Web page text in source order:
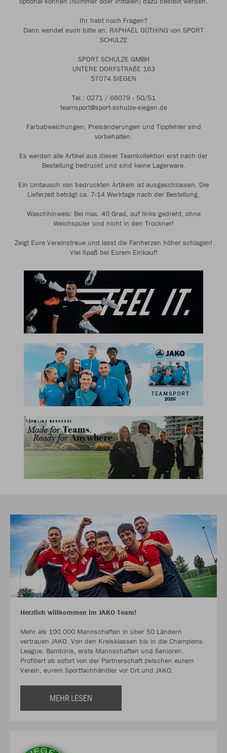
Ihr habt noch Fragen?
Dann wendet euch bitte an: RAPHAEL GÜTHING von SPORT
SCHULZE
SPORT SCHULZE GMBH
UNTERE DORFSTRAßE 163
57074 SIEGEN
Tel.: 0271 / 66079 - 50/51
teamsport@sport-schulze-siegen.de
Farbabweichungen, Preisänderungen und Tippfehler sind
vorbehalten.
Es werden alle Artikel aus dieser Teamkollektion erst nach der
Bestellung bedruckt und sind keine Lagerware.
Ein Umtausch von bedruckten Artikeln ist ausgeschlossen. Die
Lieferzeit beträgt ca. 7-14 Werktage nach der Bestellung.
Waschhinweis: Bei max. 40 Grad, auf links gedreht, ohne
Weichspüler und nicht in den Trockner!
Zeigt Eure Vereinstreue und lasst die Fanherzen höher schlagen!
Viel Spaß bei Eurem Einkauf!
Herzlich willkommen im JAKO Team!
Mehr als 100.000 Mannschaften in über 50 Ländern
vertrauen JAKO. Von den Kreisklassen bis in die Champions
League. Bambinis, erste Mannschaften und Senioren.
Profitiert ab sofort von der Partnerschaft zwischen eurem
Verein, eurem Sportfachhändler vor Ort und JAKO.
MEHR LESEN